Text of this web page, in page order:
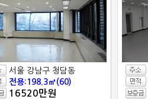
서울 강남구 청담동
전용:198.3㎡(60)
16520만원